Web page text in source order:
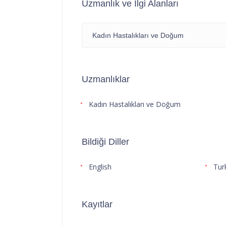
Uzmanlık ve İlgi Alanları
Kadın Hastalıkları ve Doğum
Uzmanlıklar
Kadın Hastalıkları ve Doğum
Bildiği Diller
English
Kayıtlar